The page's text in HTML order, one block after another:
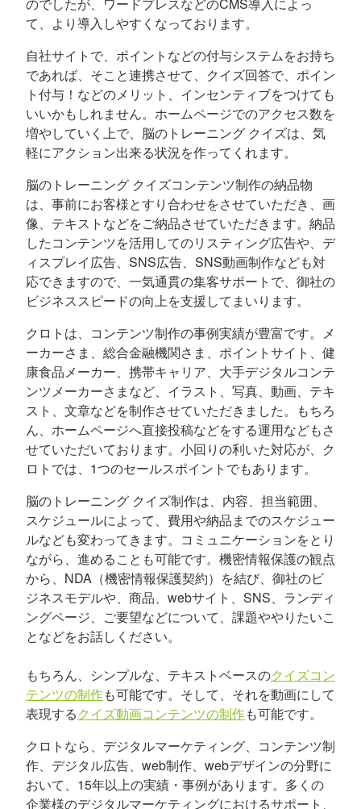
て、より導入しやすくなっております。
自社サイトで、ポイントなどの付与システムをお持ち
であれば、そこと連携させて、クイズ回答で、ポイン
ト付与！などのメリット、インセンティブをつけても
いいかもしれません。ホームページでのアクセス数を
増やしていく上で、脳のトレーニング クイズは、気
軽にアクション出来る状況を作ってくれます。
脳のトレーニング クイズコンテンツ制作の納品物
は、事前にお客様とすり合わせをさせていただき、画
像、テキストなどをご納品させていただきます。納品
したコンテンツを活用してのリスティング広告や、デ
ィスプレイ広告、SNS広告、SNS動画制作なども対
応できますので、一気通貫の集客サポートで、御社の
ビジネススピードの向上を支援してまいります。
クロトは、コンテンツ制作の事例実績が豊富です。メ
ーカーさま、総合金融機関さま、ポイントサイト、健
康食品メーカー、携帯キャリア、大手デジタルコンテ
ンツメーカーさまなど、イラスト、写真、動画、テキ
スト、文章などを制作させていただきました。もちろ
ん、ホームページへ直接投稿などをする運用などもさ
せていただいております。小回りの利いた対応が、ク
ロトでは、1つのセールスポイントでもあります。
脳のトレーニング クイズ制作は、内容、担当範囲、
スケジュールによって、費用や納品までのスケジュー
ルなども変わってきます。コミュニケーションをとり
ながら、進めることも可能です。機密情報保護の観点
から、NDA（機密情報保護契約）を結び、御社のビ
ジネスモデルや、商品、webサイト、SNS、ランディ
ングページ、ご要望などについて、課題ややりたいこ
となどをお話しください。
もちろん、シンプルな、テキストベースのクイズコン
テンツの制作も可能です。そして、それを動画にして
表現するクイズ動画コンテンツの制作も可能です。
クロトなら、デジタルマーケティング、コンテンツ制
作、デジタル広告、web制作、webデザインの分野に
おいて、15年以上の実績・事例があります。多くの
企業様のデジタルマーケティングにおけるサポート、